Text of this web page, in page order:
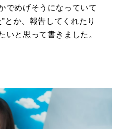
でめげそうになっていて
とか、報告してくれたり
と思って書きました。